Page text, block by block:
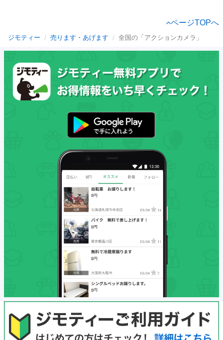
ページTOPへ
ジモティー 売ります・あげます 全国の「アクションカメラ」